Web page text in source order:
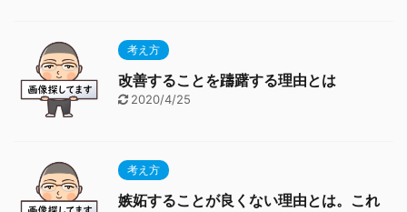
考え方
改善することを躊躇する理由とは
2020/4/25
考え方
嫉妬することが良くない理由とは。これ